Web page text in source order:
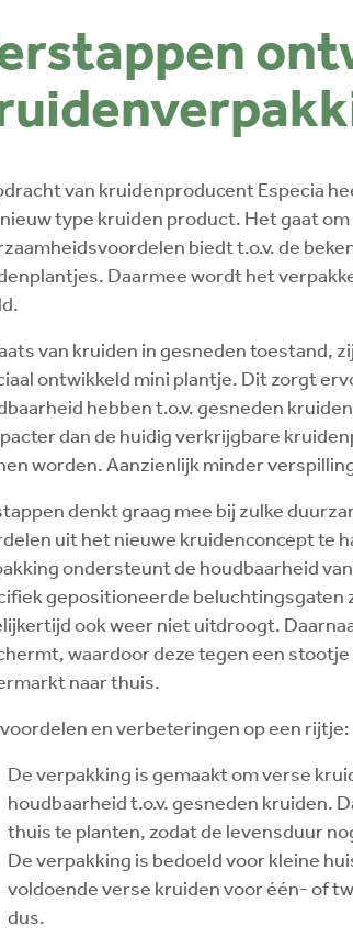
van kruidenproducent Especia
type kruiden product. Het gaat
biedt t.o.v. de
Daarmee wordt het
van kruiden in gesneden toestand,
ontwikkeld mini plantje. Dit zorgt
hebben t.o.v. gesneden
dan de huidig verkrijgbare
worden. Aanzienlijk minder
denkt graag mee bij zulke
uit het nieuwe kruidenconcept te
ondersteunt de houdbaarheid
gepositioneerde beluchtingsgaten
ook weer niet uitdroogt.
waardoor deze tegen een
naar thuis.
en verbeteringen op een rijtje:
De verpakking is gemaakt om verse
houdbaarheid t.o.v. gesneden kruiden.
thuis te planten, zodat de levensduur
De verpakking is bedoeld voor kleine
voldoende verse kruiden voor één- of
dus.